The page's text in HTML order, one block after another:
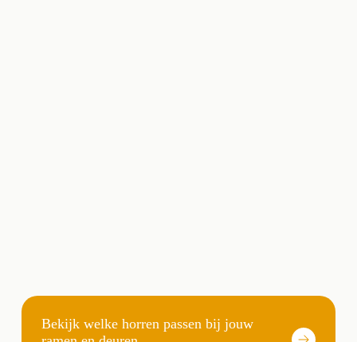
Bekijk welke horren passen bij jouw